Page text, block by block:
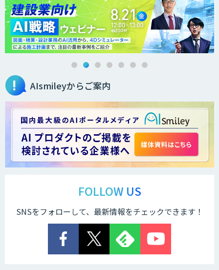
AIsmileyからご案内
FOLLOW US
SNSをフォローして、最新情報をチェックできます！